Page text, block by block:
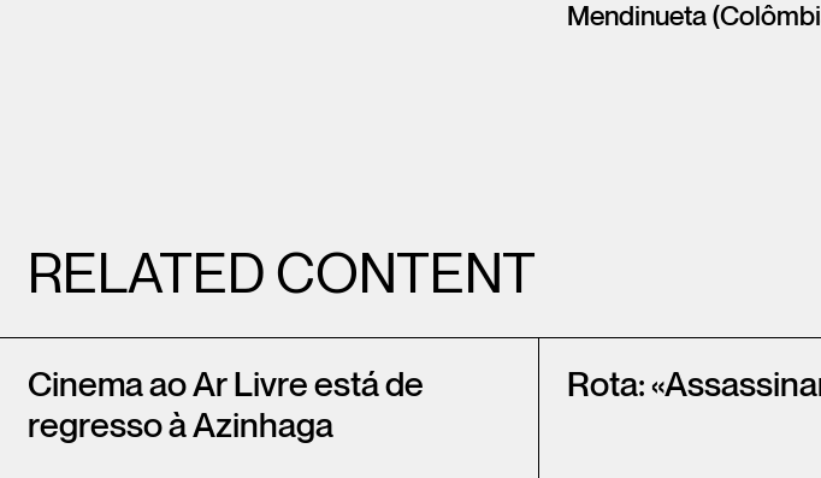
Mendinueta
RELATED CONTENT
Cinema ao Ar Livre está de
regresso à Azinhaga
Rota: